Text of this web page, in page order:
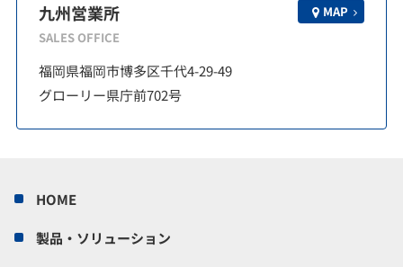
九州営業所
SALES OFFICE
MAP
福岡県福岡市博多区千代4-29-49
グローリー県庁前702号
HOME
製品・ソリューション